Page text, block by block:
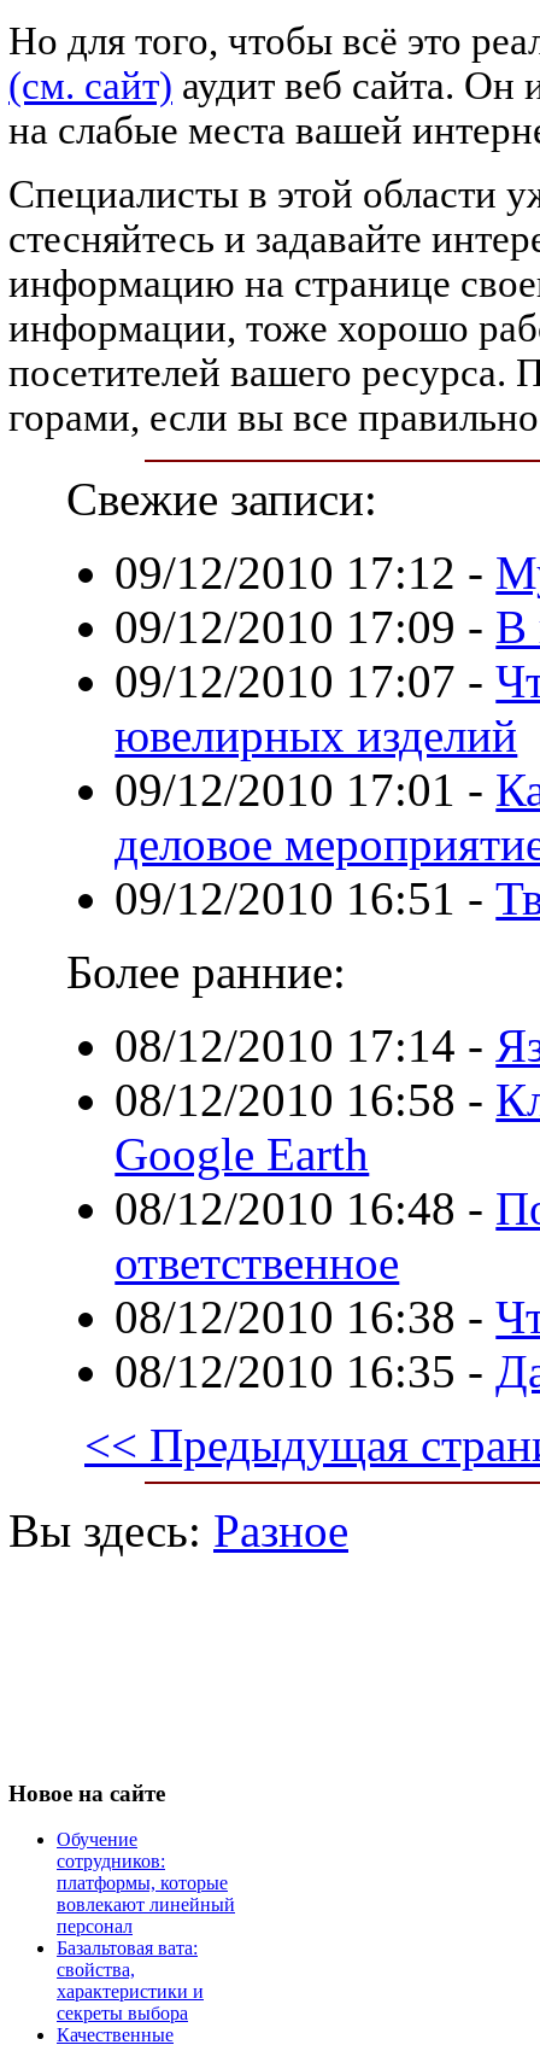
Но для того, чтобы всё это
(см. сайт) аудит веб сайта. Он
на слабые места вашей
Специалисты в этой области
стесняйтесь и задавайте
информацию на странице
информации, тоже хорошо
посетителей вашего ресурса.
горами, если вы все
Свежие записи:
09/12/2010 17:12 -
09/12/2010 17:09 - В
09/12/2010 17:07 -
ювелирных изделий
09/12/2010 17:01 -
деловое
09/12/2010 16:51 -
Более ранние:
08/12/2010 17:14 -
08/12/2010 16:58 -
Google Earth
08/12/2010 16:48 -
ответственное
08/12/2010 16:38 -
08/12/2010 16:35 -
<< Предыдущая
Вы здесь: Разное
Новое на сайте
Обучение
сотрудников:
платформы, которые
вовлекают линейный
персонал
Базальтовая вата:
свойства,
характеристики и
секреты выбора
Качественные